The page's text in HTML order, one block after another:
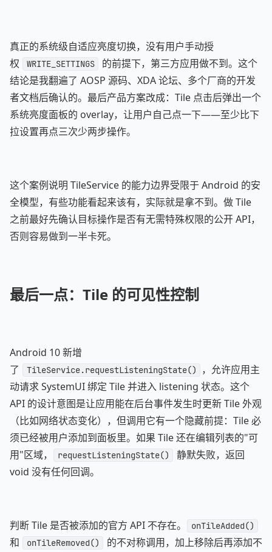
真正的系统级自适应亮度切换，没有用户手动授
权
WRITE_SETTINGS
的前提下，第三方应用做不到。这个
结论是我翻遍了 AOSP 源码、XDA 论坛、多个厂商的开发
者文档后确认的。最后产品方案改成：Tile 点击后弹出一个
系统亮度面板的 overlay，让用户自己点一下——至少比下
拉设置再点三次少两步操作。
这个案例说明 TileService 的能力边界受限于 Android 的安
全模型，有些功能看起来该有，实际就是拿不到。做 Tile
之前最好先确认目标操作是否有无需特殊权限的公开 API，
否则容易做到一半卡死。
最后一点：Tile 的可见性控制
Android 10 新增
了
TileService.requestListeningState()
，允许应用主
动请求 SystemUI 绑定 Tile 并进入 listening 状态。这个
API 的设计意图是让应用能在后台事件发生时更新 Tile 外观
（比如网络状态变化），但调用它有一个隐藏前提：Tile 必
须已经被用户添加到面板里。如果 Tile 还在编辑列表的"可
用"区域，
requestListeningState()
静默失败，返回
void 没有任何回调。
判断 Tile 是否被添加的官方 API 不存在。 onTileAdded()
和 onTileRemoved()
的不对称调用，加上移除后再添加不